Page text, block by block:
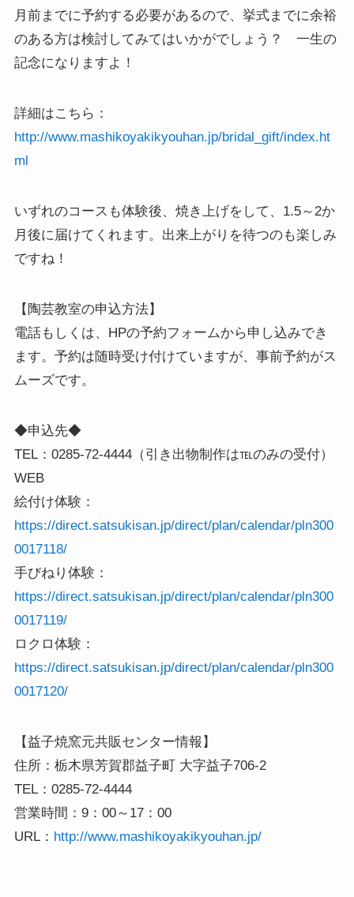
月前までに予約する必要があるので、挙式までに余裕
のある方は検討してみてはいかがでしょう？ 一生の
記念になりますよ！
詳細はこちら：
http://www.mashikoyakikyouhan.jp/bridal_gift/index.ht
ml
いずれのコースも体験後、焼き上げをして、1.5～2か
月後に届けてくれます。出来上がりを待つのも楽しみ
ですね！
【陶芸教室の申込方法】
電話もしくは、HPの予約フォームから申し込みでき
ます。予約は随時受け付けていますが、事前予約がス
ムーズです。
◆申込先◆
TEL：0285-72-4444（引き出物制作は℡のみの受付）
WEB
絵付け体験：
https://direct.satsukisan.jp/direct/plan/calendar/pln300
0017118/
手びねり体験：
https://direct.satsukisan.jp/direct/plan/calendar/pln300
0017119/
ロクロ体験：
https://direct.satsukisan.jp/direct/plan/calendar/pln300
0017120/
【益子焼窯元共販センター情報】
住所：栃木県芳賀郡益子町 大字益子706-2
TEL：0285-72-4444
営業時間：9：00～17：00
URL： http://www.mashikoyakikyouhan.jp/